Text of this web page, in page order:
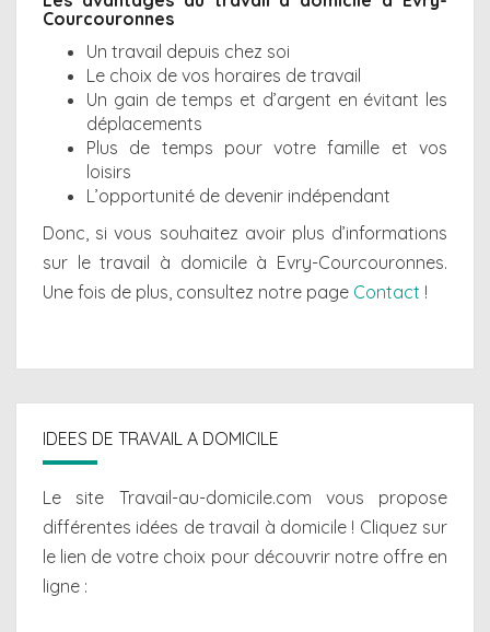
Courcouronnes
Un travail depuis chez soi
Le choix de vos horaires de travail
Un gain de temps et d’argent en évitant les
déplacements
Plus de temps pour votre famille et vos
loisirs
L’opportunité de devenir indépendant
Donc, si vous souhaitez avoir plus d’informations
sur le travail à domicile à Evry-Courcouronnes.
Une fois de plus, consultez notre page Contact !
IDEES DE TRAVAIL A DOMICILE
Le site Travail-au-domicile.com vous propose
différentes idées de travail à domicile! Cliquez sur
le lien de votre choix pour découvrir notre offre en
ligne :